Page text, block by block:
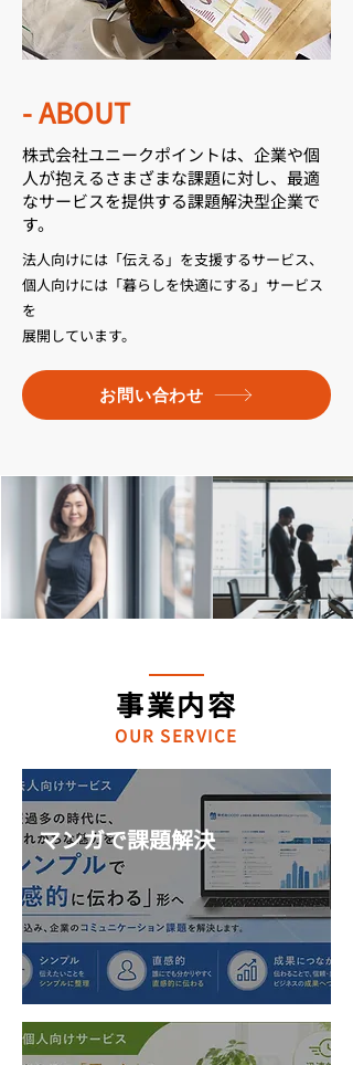
- ABOUT
株式会社ユニークポイントは、企業や個
人が抱えるさまざまな課題に対し、最適
なサービスを提供する課題解決型企業で
す。
法人向けには「伝える」を支援するサービス、
個人向けには「暮らしを快適にする」サービス
を
展開しています。
お問い合わせ
事業内容
OUR SERVICE
マンガで課題解決